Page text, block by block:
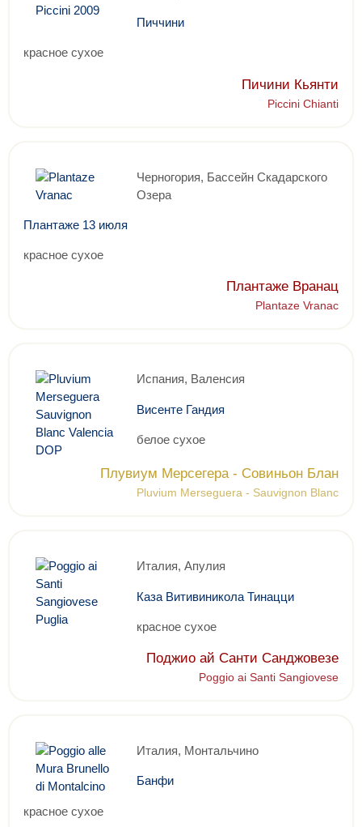
Пиччини
красное сухое
Пичини Кьянти
Piccini Chianti
Черногория, Бассейн Скадарского
Озера
Плантаже 13 июля
красное сухое
Плантаже Вранац
Plantaze Vranac
Испания, Валенсия
Висенте Гандия
белое сухое
Плувиум Мерсегера - Совиньон Блан
Pluvium Merseguera - Sauvignon Blanc
Италия, Апулия
Каза Витивиникола Тинацци
красное сухое
Поджио ай Санти Санджовезе
Poggio ai Santi Sangiovese
Италия, Монтальчино
Банфи
красное сухое